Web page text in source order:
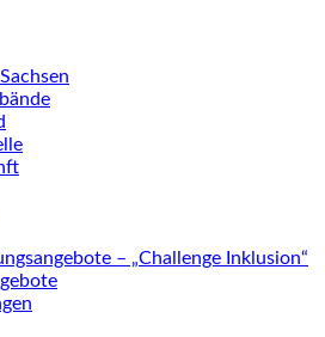
– „Challenge Inklusion“